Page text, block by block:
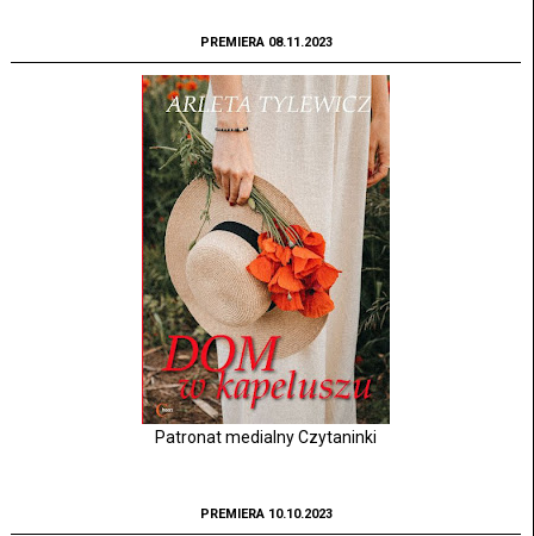
PREMIERA 08.11.2023
Patronat medialny Czytaninki
PREMIERA 10.10.2023